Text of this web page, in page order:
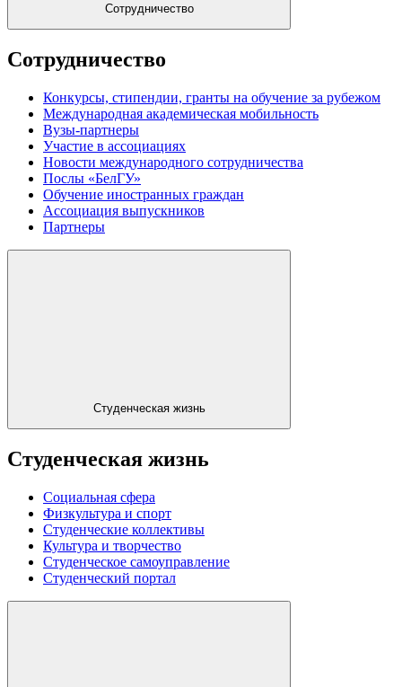
Сотрудничество
Сотрудничество
Конкурсы, стипендии, гранты на обучение за рубежом
Международная академическая мобильность
Вузы-партнеры
Участие в ассоциациях
Новости международного сотрудничества
Послы «БелГУ»
Обучение иностранных граждан
Ассоциация выпускников
Партнеры
Студенческая жизнь
Студенческая жизнь
Социальная сфера
Физкультура и спорт
Студенческие коллективы
Культура и творчество
Студенческое самоуправление
Студенческий портал